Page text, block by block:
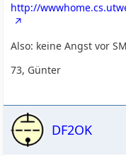
http://
Also: keine Angst vor
73, Günter
DF2OK